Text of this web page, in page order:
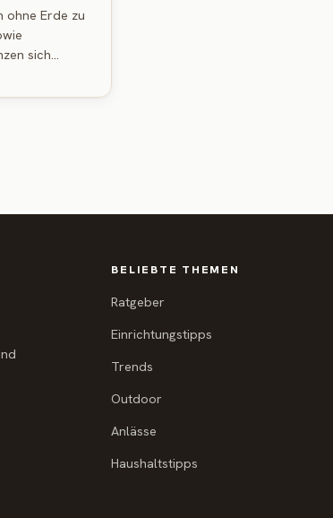
ohne Erde zu
sich…
BELIEBTE THEMEN
Ratgeber
Einrichtungstipps
Trends
Outdoor
Anlässe
Haushaltstipps